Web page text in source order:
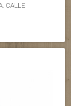
CALLE